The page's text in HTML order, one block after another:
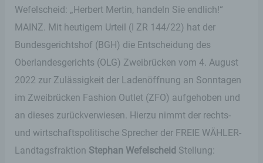
Wefelscheid: „Herbert Mertin, handeln Sie endlich!“
MAINZ. Mit heutigem Urteil (I ZR 144/22) hat der
Bundesgerichtshof (BGH) die Entscheidung des
Oberlandesgerichts (OLG) Zweibrücken vom 4. August
2022 zur Zulässigkeit der Ladenöffnung an Sonntagen
im Zweibrücken Fashion Outlet (ZFO) aufgehoben und
an dieses zurückverwiesen. Hierzu nimmt der rechts-
und wirtschaftspolitische Sprecher der FREIE WÄHLER-
Landtagsfraktion Stephan Wefelscheid Stellung: